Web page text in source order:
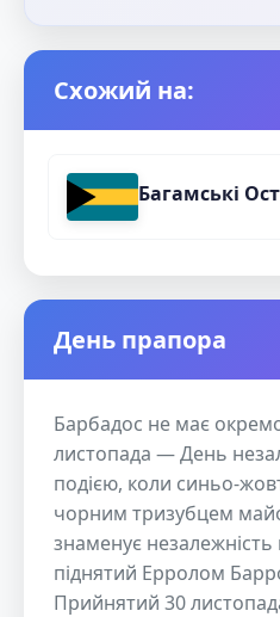
Схожий на:
Багамські
День прапора
Барбадос не має
листопада — День
подією, коли синьо-
чорним тризубцем
знаменує незалежність
піднятий Ерролом
Прийнятий 30